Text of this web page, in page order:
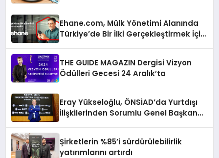
Ehane.com, Mülk Yönetimi Alanında
Türkiye’de Bir İlki Gerçekleştirmek İçin
THE GUIDE MAGAZIN Dergisi Vizyon
Ödülleri Gecesi 24 Aralık’ta
Eray Yükseloğlu, ÖNSİAD’da Yurtdışı
İlişkilerinden Sorumlu Genel Başkan
Şirketlerin %85’i sürdürülebilirlik
yatırımlarını artırdı